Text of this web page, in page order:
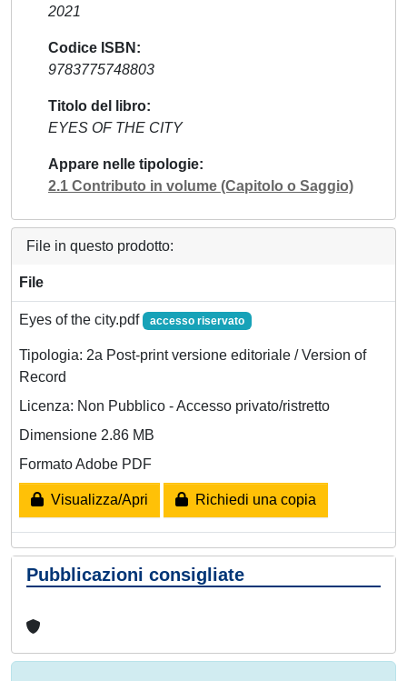
2021
Codice ISBN
9783775748803
Titolo del libro
EYES OF THE CITY
Appare nelle tipologie
2.1 Contributo in volume (Capitolo o Saggio)
File in questo prodotto:
File
Eyes of the city.pdf accesso riservato
Tipologia: 2a Post-print versione editoriale / Version of
Record
Licenza: Non Pubblico - Accesso privato/ristretto
Dimensione 2.86 MB
Formato Adobe PDF
Visualizza/Apri Richiedi una copia
Pubblicazioni consigliate